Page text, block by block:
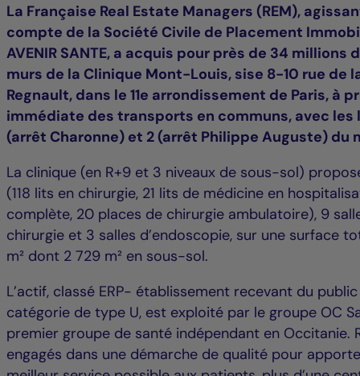
La Française Real Estate Managers (REM),
compte de la Société Civile de Placement
AVENIR SANTE, a acquis pour près de 34 millions
murs de la Clinique Mont-Louis, sise 8-10 rue de
Regnault, dans le 11e arrondissement de Paris, à
immédiate des transports en communs, avec les
(arrêt Charonne) et 2 (arrêt Philippe Auguste) du
La clinique (en R+9 et 3 niveaux de sous-sol)
(118 lits en chirurgie, 21 lits de médicine en
complète, 20 places de chirurgie ambulatoire), 9
chirurgie et 3 salles d’endoscopie, sur une surface
m² dont 2 729 m² en sous-sol.
L’actif, classé ERP- établissement recevant du
catégorie de type U, est exploité par le groupe OC
premier groupe de santé indépendant en Occitanie.
engagés dans une démarche de qualité pour